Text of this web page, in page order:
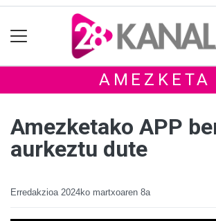
AMEZKETA
Amezketako APP
aurkeztu dute
Erredakzioa 2024ko martxoaren 8a